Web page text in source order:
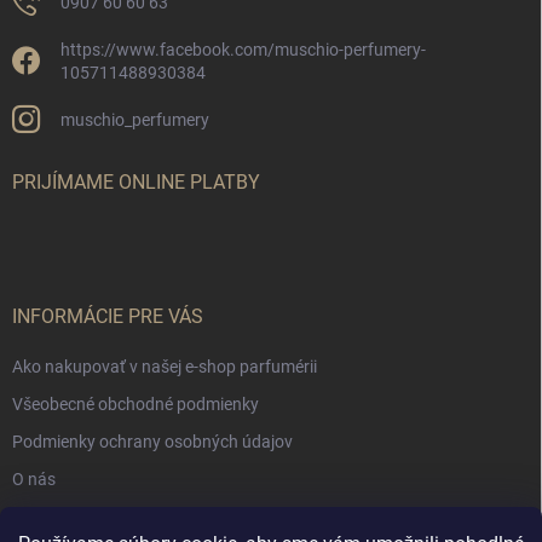
https://www.facebook.com/muschio-perfumery-
105711488930384
muschio_perfumery
PRIJÍMAME ONLINE PLATBY
INFORMÁCIE PRE VÁS
Ako nakupovať v našej e-shop parfumérii
Všeobecné obchodné podmienky
Podmienky ochrany osobných údajov
O nás